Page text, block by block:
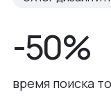
-50%
время поиска